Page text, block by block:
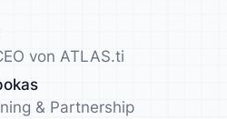
von ATLAS.ti
& Partnership